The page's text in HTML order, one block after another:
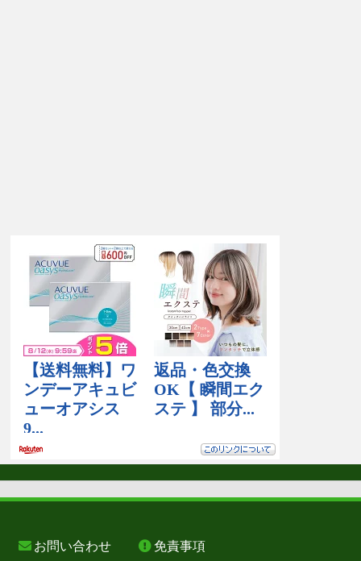
お問い合わせ 免責事項